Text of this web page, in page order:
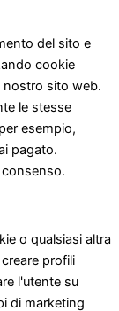
del sito e
cookie
nostro sito web.
le stesse
esempio,
pagato.
o qualsiasi altra
profili
l'utente su
di marketing